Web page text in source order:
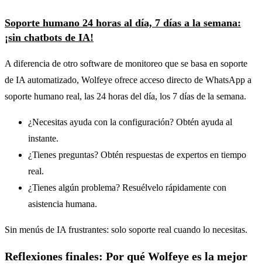
Soporte humano 24 horas al día, 7 días a la semana:
¡sin chatbots de IA!
A diferencia de otro software de monitoreo que se basa en soporte
de IA automatizado, Wolfeye ofrece acceso directo de WhatsApp a
soporte humano real, las 24 horas del día, los 7 días de la semana.
¿Necesitas ayuda con la configuración? Obtén ayuda al
instante.
¿Tienes preguntas? Obtén respuestas de expertos en tiempo
real.
¿Tienes algún problema? Resuélvelo rápidamente con
asistencia humana.
Sin menús de IA frustrantes: solo soporte real cuando lo necesitas.
Reflexiones finales: Por qué Wolfeye es la mejor